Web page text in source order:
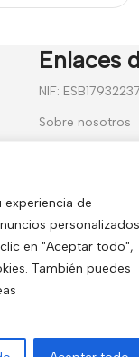
experiencia de
en "Aceptar todo",
También puedes
de
Enlaces
NIF: ESB17932237
Sobre nosotros
Condiciones
Política de